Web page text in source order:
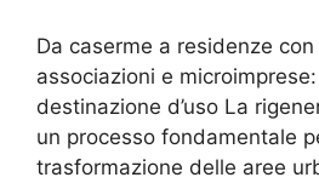
Da caserme a residenze
associazioni e
destinazione d’uso La
un processo fondamentale
trasformazione delle aree